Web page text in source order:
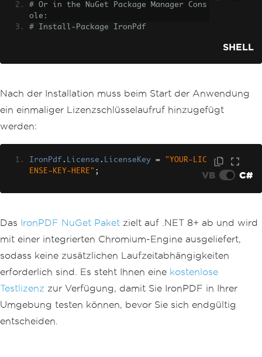
# Or in the NuGet Package Manager Cons
ole:
# Install-Package IronPdf
SHELL
Nach der Installation muss beim Start der Anwendung
ein einmaliger Lizenzschlüsselaufruf hinzugefügt
werden:
IronPdf . License . LicenseKey =
"YOUR-LIC
ENSE-KEY-HERE" ; VB C#
Das IronPDF NuGet Paket zielt auf .NET 8+ ab und wird
mit einer integrierten Chromium-Engine ausgeliefert,
sodass keine zusätzlichen Laufzeitabhängigkeiten
erforderlich sind. Es steht Ihnen eine kostenlose
Testlizenz zur Verfügung, damit Sie IronPDF in Ihrer
Umgebung testen können, bevor Sie sich endgültig
entscheiden.